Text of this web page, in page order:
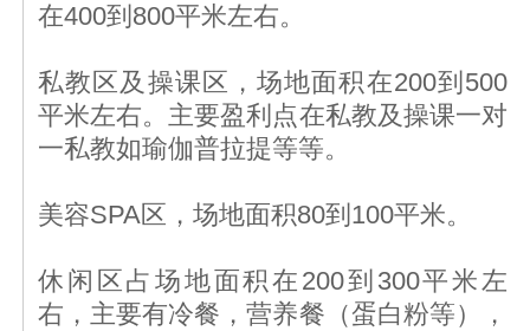
在400到800平米左右。
私教区及操课区，场地面积在200到500
平米左右。主要盈利点在私教及操课一对
一私教如瑜伽普拉提等等。
美容SPA区，场地面积80到100平米。
休闲区占场地面积在200到300平米左
右，主要有冷餐，营养餐（蛋白粉等），